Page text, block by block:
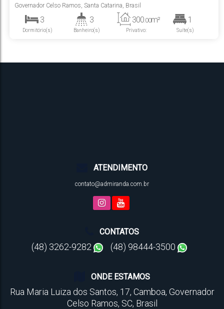
GOVERNADOR CELSO RAMOS
Governador Celso Ramos, Santa Catarina, Brasil
3
Dormitório(s)
3
Banheiro(s) Privativo:
300 .00m² 1
Suíte(s)
ATENDIMENTO
contato@admiranda.com.br
CONTATOS
(48) 3262-9282 (48) 98444-3500
ONDE ESTAMOS
Rua Maria Luiza dos Santos, 17, Camboa, Governador
Celso Ramos, SC, Brasil